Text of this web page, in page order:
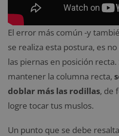
El error más común -y
se realiza esta postura, es
las piernas en posición
mantener la columna recta,
doblar más las rodillas, de
logre tocar tus muslos.
Un punto que se debe